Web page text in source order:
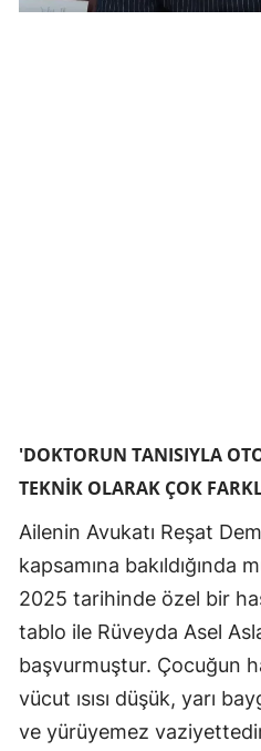
'DOKTORUN TANISIYLA
TEKNİK OLARAK ÇOK
Ailenin Avukatı Reşat
kapsamına bakıldığında
2025 tarihinde özel bir
tablo ile Rüveyda Asel
başvurmuştur. Çocuğun
vücut ısısı düşük, yarı
ve yürüyemez